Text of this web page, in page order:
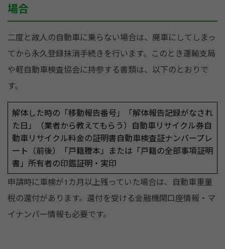
場合
二度と故人の自動車に乗らない場合は、廃車にしてしまっ
てから永久登録抹消手続きを行います。このとき運輸支局
や軽自動車検査協会に持参する書類は、以下のとおりで
す。
解体した時の「移動報告番号」「解体報告記録がなされ
た日」（業者から教えてもらう）自動車リサイクル券自
動車リサイクル料金の証明書自動車検査証ナンバープレ
ート（前後）「戸籍謄本」または「戸籍の全部事項証明
書」所有者の印鑑証明・実印
申請時に車検が1カ月以上残っていた場合は、自動車重量
税の還付があります。還付を受ける金融機関口座情報・マ
イナンバー情報も必要です。